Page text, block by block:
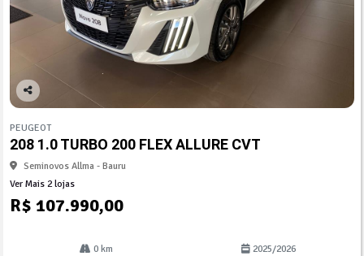
Co
arti
lhe
PEUGEOT
208 1.0 TURBO 200 FLEX ALLURE CVT
Seminovos Allma - Bauru
Ver Mais 2 lojas
R$ 107.990,00
0 km 2025/2026